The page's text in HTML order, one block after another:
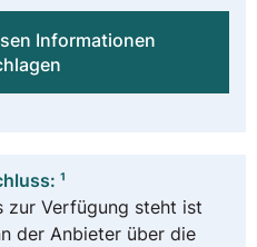
Informationen
¹
zur Verfügung steht ist
der Anbieter über die